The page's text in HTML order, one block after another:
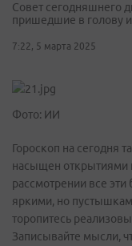
Совет сегодняшнего
пришедшие в голову
7:22, 5 марта 2025
Фото: ИИ
Гороскоп на сегодня
насыщен открытиями
рассмотрении все эти
яркими, но
торопитесь
Записывайте мысли,